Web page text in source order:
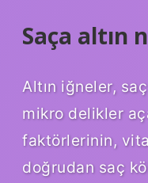
Saça altın
Altın iğneler,
mikro delikler
faktörlerinin,
doğrudan saç